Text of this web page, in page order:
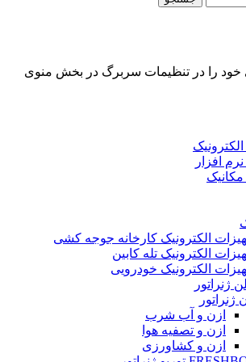
خود را در تنظیمات سربرگ در بخش منوی
افزار
مکانیک
الکترونیک کارخانه جوجه کشی
الکترونیک تله کابین
الکترونیک خودرویی
ژنراتور
ژنراتور
ازن و آب شرب
ازن و تصفیه هوا
ازن و کشاورزی